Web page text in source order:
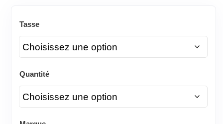
Tasse
Quantité